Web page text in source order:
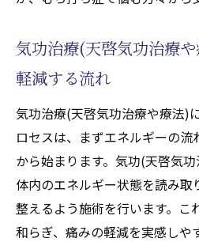
天啓気功治療や療法での
気功治療(天啓気功治療や
活性化する理由を探る
むち打ち症ケアにお
法で活性化するチャ
天啓気功治療や療法
調整で自然治癒力が
気功治療(天啓気功治療
軽減する流れ
気功治療(天啓気功治療や療法)
ロセスは、まずエネルギーの流
から始まります。気功(天啓気
体内のエネルギー状態を読み取
整えるよう施術を行います。こ
和らぎ、痛みの軽減を実感しや